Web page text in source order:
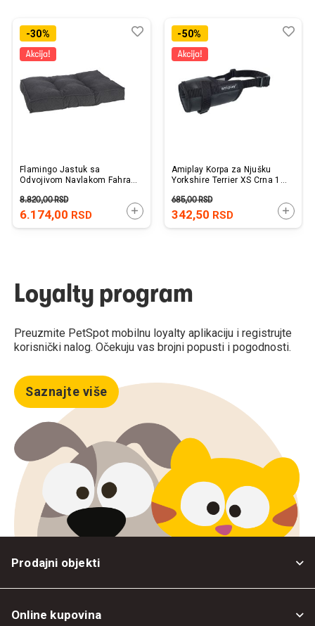
-30%
Flamingo Jastuk sa
Odvojivom Navlakom Fahra
6.174,00 RSD
8.820,00RSD
DODAJTE U KORPU
Dodaj
Uporedi-50%
Amiplay Korpa za Njušku
Yorkshire Terrier XS Crna 14-
342,50 RSD
685,00RSD
Loyalty program
Preuzmite PetSpot mobilnu loyalty aplikaciju i registrujte
korisnički nalog. Očekuju vas brojni popusti i pogodnosti.
Saznajte više
Prodajni objekti
Online kupovina